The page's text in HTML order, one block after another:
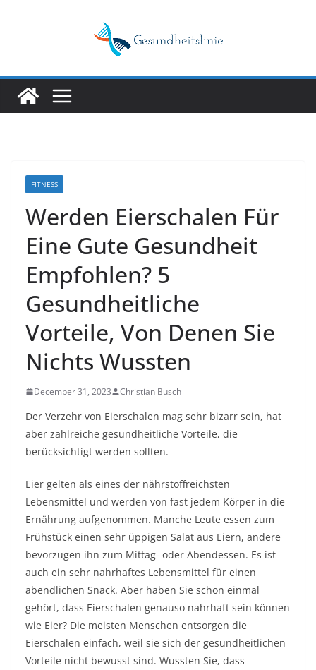
FITNESS
Werden Eierschalen Für
Eine Gute Gesundheit
Empfohlen? 5
Gesundheitliche
Vorteile, Von Denen Sie
Nichts Wussten
December 31, 2023 Christian Busch
Der Verzehr von Eierschalen mag sehr bizarr sein, hat
aber zahlreiche gesundheitliche Vorteile, die
berücksichtigt werden sollten.
Eier gelten als eines der nährstoffreichsten
Lebensmittel und werden von fast jedem Körper in die
Ernährung aufgenommen. Manche Leute essen zum
Frühstück einen sehr üppigen Salat aus Eiern, andere
bevorzugen ihn zum Mittag- oder Abendessen. Es ist
auch ein sehr nahrhaftes Lebensmittel für einen
abendlichen Snack. Aber haben Sie schon einmal
gehört, dass Eierschalen genauso nahrhaft sein können
wie Eier? Die meisten Menschen entsorgen die
Eierschalen einfach, weil sie sich der gesundheitlichen
Vorteile nicht bewusst sind. Wussten Sie, dass